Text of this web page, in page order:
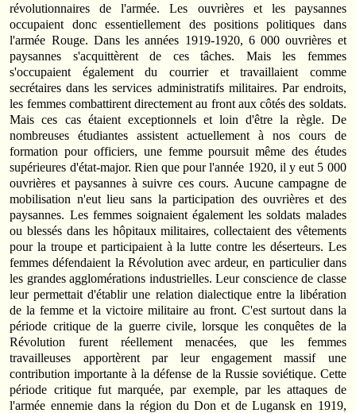
révolutionnaires de l'armée. Les ouvrières et les paysannes
occupaient donc essentiellement des positions politiques dans
l'armée Rouge. Dans les années 1919-1920, 6 000 ouvrières et
paysannes s'acquittèrent de ces tâches. Mais les femmes
s'occupaient également du courrier et travaillaient comme
secrétaires dans les services administratifs militaires. Par endroits,
les femmes combattirent directement au front aux côtés des soldats.
Mais ces cas étaient exceptionnels et loin d'être la règle. De
nombreuses étudiantes assistent actuellement à nos cours de
formation pour officiers, une femme poursuit même des études
supérieures d'état-major. Rien que pour l'année 1920, il y eut 5 000
ouvrières et paysannes à suivre ces cours. Aucune campagne de
mobilisation n'eut lieu sans la participation des ouvrières et des
paysannes. Les femmes soignaient également les soldats malades
ou blessés dans les hôpitaux militaires, collectaient des vêtements
pour la troupe et participaient à la lutte contre les déserteurs. Les
femmes défendaient la Révolution avec ardeur, en particulier dans
les grandes agglomérations industrielles. Leur conscience de classe
leur permettait d'établir une relation dialectique entre la libération
de la femme et la victoire militaire au front. C'est surtout dans la
période critique de la guerre civile, lorsque les conquêtes de la
Révolution furent réellement menacées, que les femmes
travailleuses apportèrent par leur engagement massif une
contribution importante à la défense de la Russie soviétique. Cette
période critique fut marquée, par exemple, par les attaques de
l'armée ennemie dans la région du Don et de Lugansk en 1919,